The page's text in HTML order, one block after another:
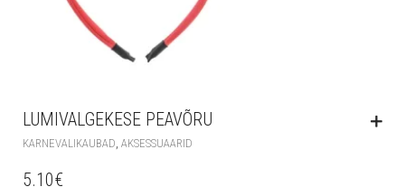
LUMIVALGEKESE PEAVÕRU
KARNEVALIKAUBAD AKSESSUAARID
5.10€